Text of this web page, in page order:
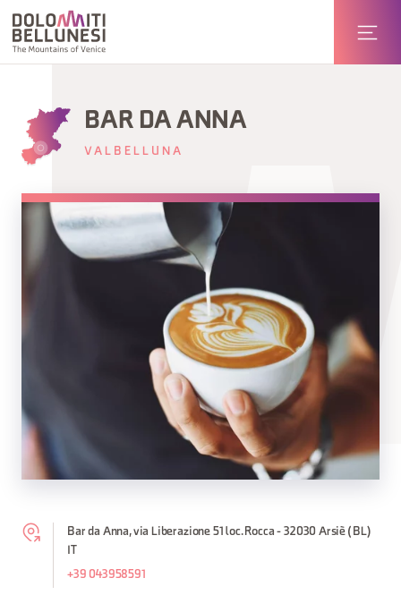
BAR DA ANNA
VALBELLUNA
Bar da Anna, via Liberazione 51 loc. Rocca - 32030 Arsiè (BL)
IT
+39 043958591